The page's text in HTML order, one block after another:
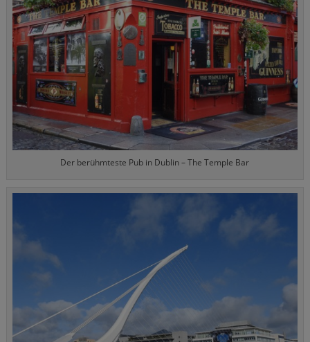
Der berühmteste Pub in Dublin – The Temple Bar